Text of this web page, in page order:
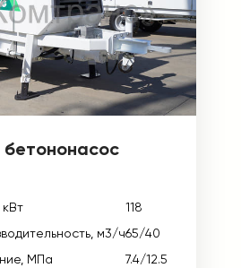
118
м3/ч65/40
МПа
7.4/12.5